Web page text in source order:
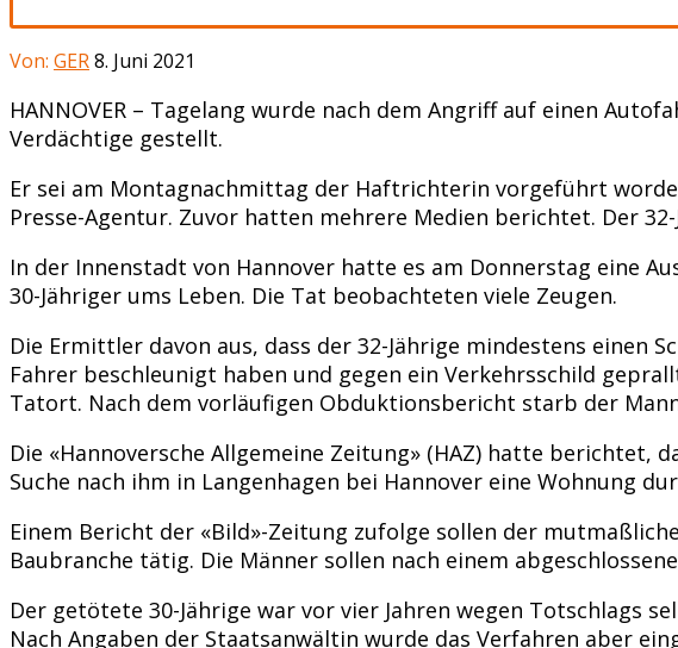
Von: GER8. Juni 2021
HANNOVER – Tagelang wurde nach dem Angriff auf einen
Verdächtige gestellt.
Er sei am Montagnachmittag der Haftrichterin vorgeführt
Presse-Agentur. Zuvor hatten mehrere Medien berichtet. Der
In der Innenstadt von Hannover hatte es am Donnerstag eine
30-Jähriger ums Leben. Die Tat beobachteten viele Zeugen.
Die Ermittler davon aus, dass der 32-Jährige mindestens einen
Fahrer beschleunigt haben und gegen ein Verkehrsschild
Tatort. Nach dem vorläufigen Obduktionsbericht starb der
Die «Hannoversche Allgemeine Zeitung» (HAZ) hatte
Suche nach ihm in Langenhagen bei Hannover eine Wohnung
Einem Bericht der «Bild»-Zeitung zufolge sollen der
Baubranche tätig. Die Männer sollen nach einem
Der getötete 30-Jährige war vor vier Jahren wegen Totschlags
Nach Angaben der Staatsanwältin wurde das Verfahren aber